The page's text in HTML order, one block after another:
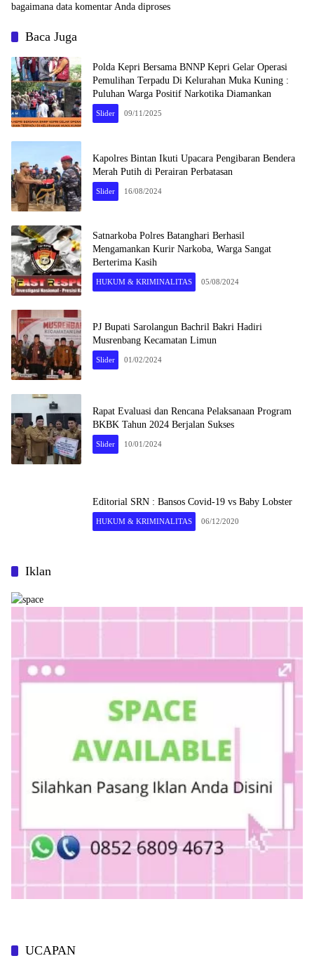
bagaimana data komentar Anda diproses
Baca Juga
Polda Kepri Bersama BNNP Kepri Gelar Operasi
Pemulihan Terpadu Di Kelurahan Muka Kuning :
Puluhan Warga Positif Narkotika Diamankan
Slider 09/11/2025
Kapolres Bintan Ikuti Upacara Pengibaran Bendera
Merah Putih di Perairan Perbatasan
Slider 16/08/2024
Satnarkoba Polres Batanghari Berhasil
Mengamankan Kurir Narkoba, Warga Sangat
Berterima Kasih
HUKUM & KRIMINALITAS 05/08/2024
PJ Bupati Sarolangun Bachril Bakri Hadiri
Musrenbang Kecamatan Limun
Slider 01/02/2024
Rapat Evaluasi dan Rencana Pelaksanaan Program
BKBK Tahun 2024 Berjalan Sukses
Slider 10/01/2024
Editorial SRN : Bansos Covid-19 vs Baby Lobster
HUKUM & KRIMINALITAS 06/12/2020
Iklan
UCAPAN